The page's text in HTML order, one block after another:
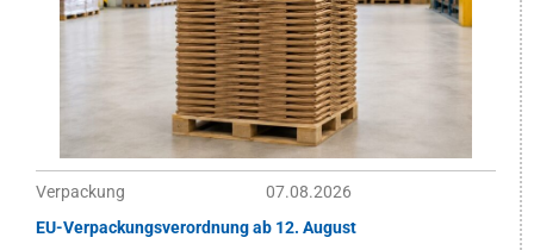
Verpackung
07.08.2026
EU-Verpackungsverordnung ab 12. August